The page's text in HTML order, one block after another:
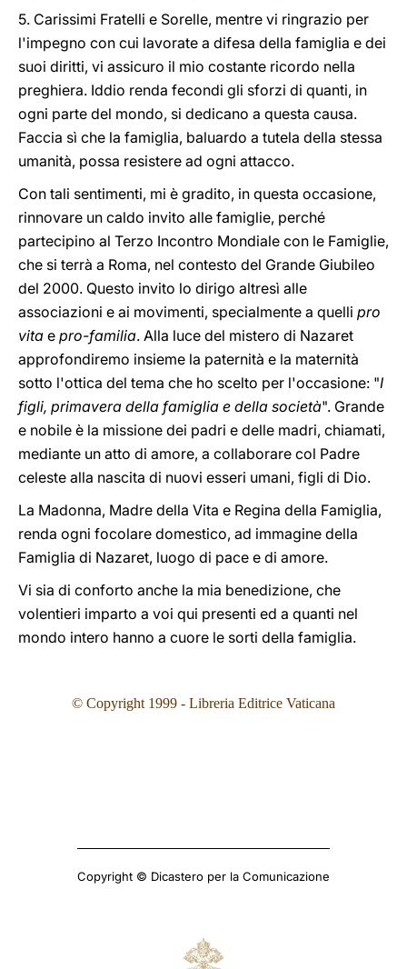
5. Carissimi Fratelli e Sorelle, mentre vi ringrazio per
l'impegno con cui lavorate a difesa della famiglia e dei
suoi diritti, vi assicuro il mio costante ricordo nella
preghiera. Iddio renda fecondi gli sforzi di quanti, in
ogni parte del mondo, si dedicano a questa causa.
Faccia sì che la famiglia, baluardo a tutela della stessa
umanità, possa resistere ad ogni attacco.
Con tali sentimenti, mi è gradito, in questa occasione,
rinnovare un caldo invito alle famiglie, perché
partecipino al Terzo Incontro Mondiale con le Famiglie,
che si terrà a Roma, nel contesto del Grande Giubileo
del 2000. Questo invito lo dirigo altresì alle
associazioni e ai movimenti, specialmente a quelli pro
vita e pro-familia. Alla luce del mistero di Nazaret
approfondiremo insieme la paternità e la maternità
sotto l'ottica del tema che ho scelto per l'occasione: "I
figli, primavera della famiglia e della società". Grande
e nobile è la missione dei padri e delle madri, chiamati,
mediante un atto di amore, a collaborare col Padre
celeste alla nascita di nuovi esseri umani, figli di Dio.
La Madonna, Madre della Vita e Regina della Famiglia,
renda ogni focolare domestico, ad immagine della
Famiglia di Nazaret, luogo di pace e di amore.
Vi sia di conforto anche la mia benedizione, che
volentieri imparto a voi qui presenti ed a quanti nel
mondo intero hanno a cuore le sorti della famiglia.
© Copyright 1999 - Libreria Editrice Vaticana
Copyright © Dicastero per la Comunicazione